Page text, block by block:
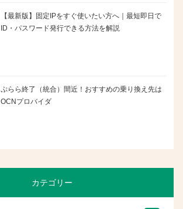
【最新版】固定IPをすぐ使いたい方へ｜最短即日で
ID・パスワード発行できる方法を解説
ぷらら終了（統合）間近！おすすめの乗り換え先は
OCNプロバイダ
カテゴリー